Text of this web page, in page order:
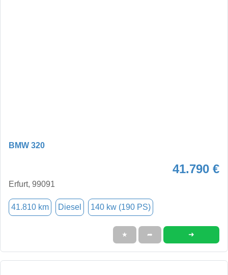
BMW 320
41.790 €
Erfurt, 99091
41.810 km Diesel 140 kw (190 PS)
★ ➦ ➜